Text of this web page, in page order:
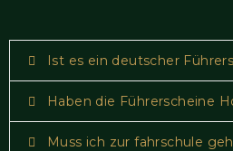
Ist es ein deutscher
Haben die Führerscheine
Muss ich zur fahrschule